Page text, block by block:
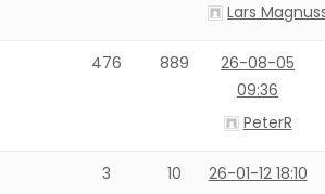
Lars
476 889
26-08-05
09:36
PeterR
3 10
26-01-12 18:10